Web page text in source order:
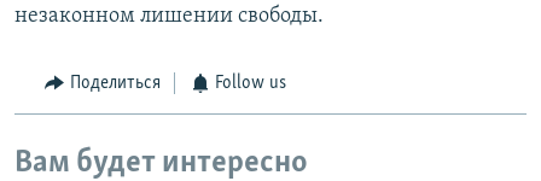
незаконном лишении свободы.
Поделиться Follow us
Вам будет интересно